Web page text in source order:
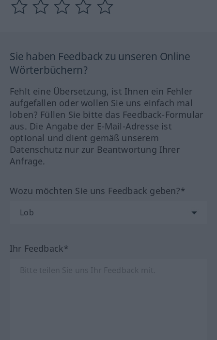
Sie haben Feedback zu unseren Online
Wörterbüchern?
Fehlt eine Übersetzung, ist Ihnen ein Fehler
aufgefallen oder wollen Sie uns einfach mal
loben? Füllen Sie bitte das Feedback-Formular
aus. Die Angabe der E-Mail-Adresse ist
optional und dient gemäß unserem
Datenschutz nur zur Beantwortung Ihrer
Anfrage.
Wozu möchten Sie uns Feedback geben?*
Ihr Feedback*